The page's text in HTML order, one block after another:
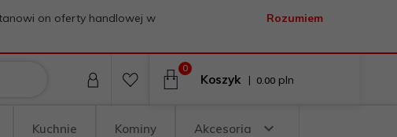
on oferty handlowej w
Rozumiem
0
Koszyk | 0.00 pln
Kuchnie Kominy Akcesoria